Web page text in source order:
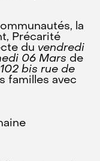
la
Précarité
du vendredi
06 Mars de
bis rue de
familles avec